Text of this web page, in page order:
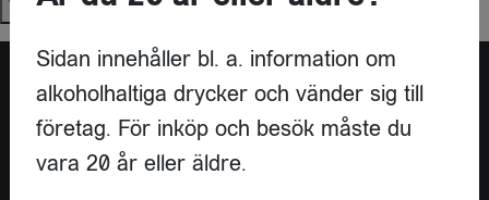
Try again
Är du leverantör?
Sidan innehåller bl. a. information om
alkoholhaltiga drycker och vänder sig till
företag. För inköp och besök måste du
vara 20 år eller äldre.